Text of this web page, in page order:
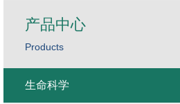
产品中心
Products
生命科学